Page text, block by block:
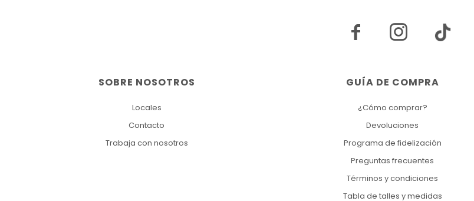
GUÍA DE COMPRA
¿Cómo comprar?
Devoluciones
Programa de fidelización
Preguntas frecuentes
Términos y condiciones
Tabla de talles y medidas
SOBRE NOSOTROS
Locales
Contacto
Trabaja con nosotros
 